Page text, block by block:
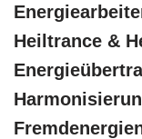
Heiltrance &